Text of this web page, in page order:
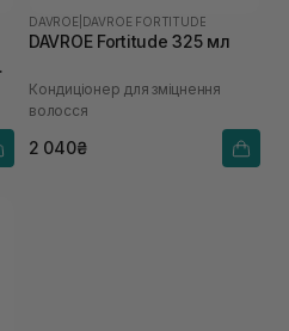
DAVROE DAVROE FORTITUDE
DAVROE Fortitude 325 мл
Кондиціонер для зміцнення
волосся
2 040₴